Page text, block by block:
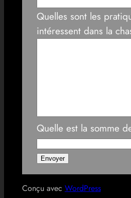
Quelles sont les
intéressent dans la
Quelle est la somme
Conçu avec WordPress